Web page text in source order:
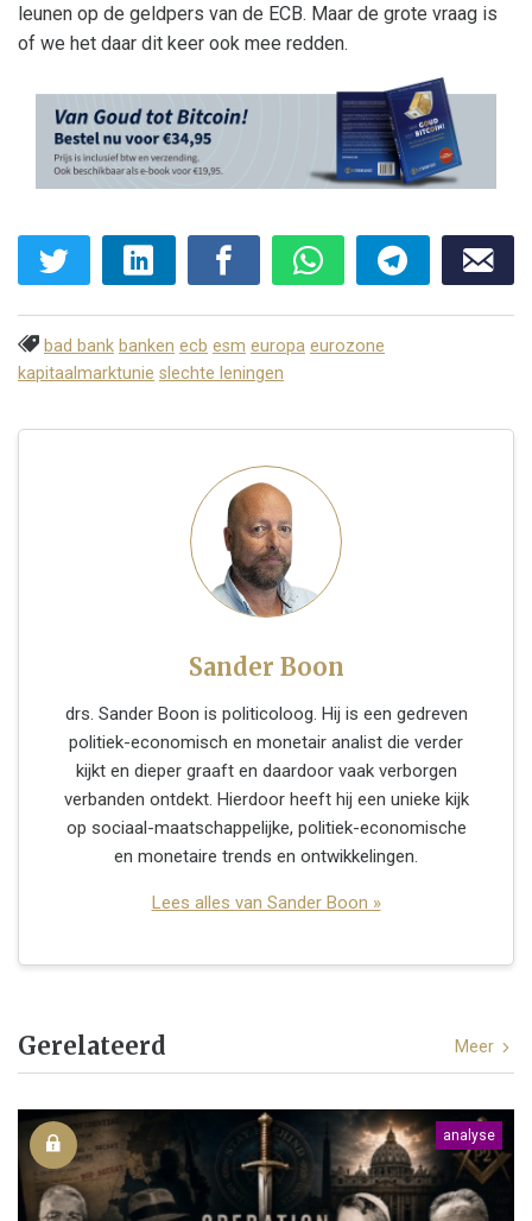
leunen op de geldpers van de ECB. Maar de grote vraag is
of we het daar dit keer ook mee redden.
bad bank banken ecb esm europa eurozone
kapitaalmarktunie slechte leningen
Sander Boon
drs. Sander Boon is politicoloog. Hij is een gedreven
politiek-economisch en monetair analist die verder
kijkt en dieper graaft en daardoor vaak verborgen
verbanden ontdekt. Hierdoor heeft hij een unieke kijk
op sociaal-maatschappelijke, politiek-economische
en monetaire trends en ontwikkelingen.
Lees alles van Sander Boon »
Gerelateerd Meer
analyse